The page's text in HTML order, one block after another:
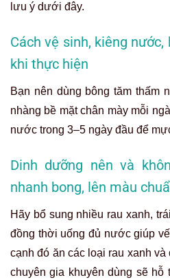
lưu ý dưới đây.
Cách vệ sinh, kiêng
khi thực hiện
Bạn nên dùng bông tăm thấm
nhàng bề mặt chân mày mỗi
nước trong 3–5 ngày đầu để
Dinh dưỡng nên và
nhanh bong, lên màu
Hãy bổ sung nhiều rau xanh,
đồng thời uống đủ nước giúp
cạnh đó ăn các loại rau xanh
chuyên gia khuyên dùng sẽ hỗ